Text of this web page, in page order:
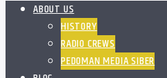
ABOUT US
HISTORY
RADIO CREWS
PEDOMAN MEDIA SIBER